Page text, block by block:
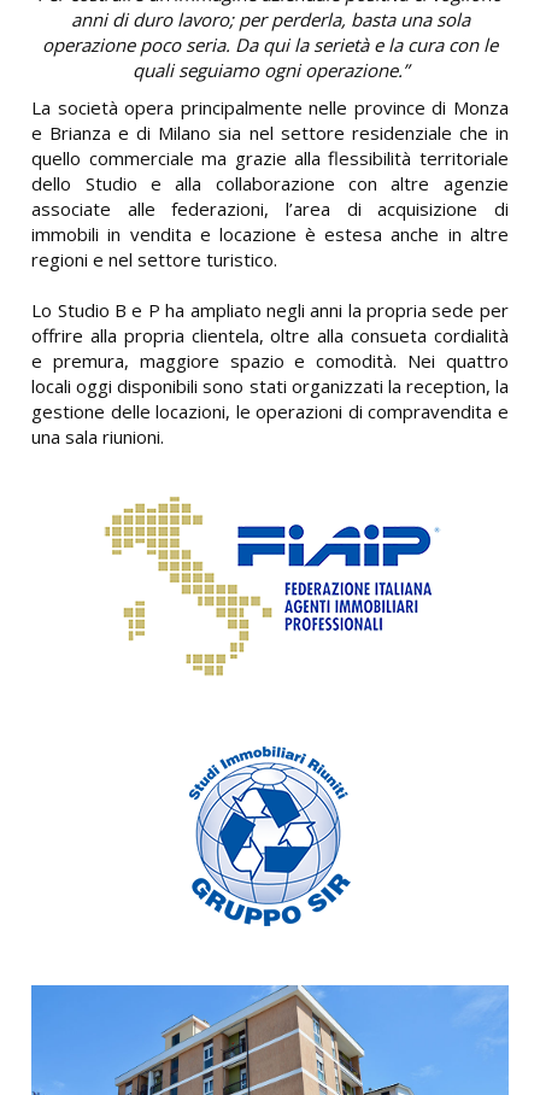
anni di duro lavoro; per perderla, basta una sola
operazione poco seria. Da qui la serietà e la cura con le
quali seguiamo ogni operazione.”
La società opera principalmente nelle province di Monza
e Brianza e di Milano sia nel settore residenziale che in
quello commerciale ma grazie alla flessibilità territoriale
dello Studio e alla collaborazione con altre agenzie
associate alle federazioni, l’area di acquisizione di
immobili in vendita e locazione è estesa anche in altre
regioni e nel settore turistico.
Lo Studio B e P ha ampliato negli anni la propria sede per
offrire alla propria clientela, oltre alla consueta cordialità
e premura, maggiore spazio e comodità. Nei quattro
locali oggi disponibili sono stati organizzati la reception, la
gestione delle locazioni, le operazioni di compravendita e
una sala riunioni.